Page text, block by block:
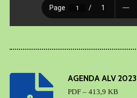
AGENDA ALV 2023
PDF – 413,9 KB